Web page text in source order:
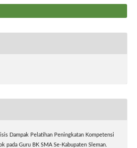
Dampak Pelatihan Peningkatan Kompetensi
pada Guru BK SMA Se-Kabupaten Sleman.